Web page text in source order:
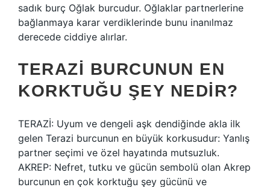
sadık burç Oğlak burcudur. Oğlaklar partnerlerine
bağlanmaya karar verdiklerinde bunu inanılmaz
derecede ciddiye alırlar.
TERAZI BURCUNUN EN
KORKTUĞU ŞEY NEDIR?
TERAZİ: Uyum ve dengeli aşk dendiğinde akla ilk
gelen Terazi burcunun en büyük korkusudur: Yanlış
partner seçimi ve özel hayatında mutsuzluk.
AKREP: Nefret, tutku ve gücün sembolü olan Akrep
burcunun en çok korktuğu şey gücünü ve